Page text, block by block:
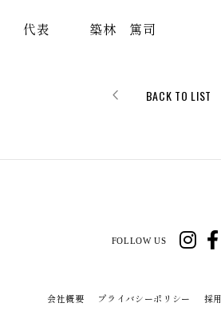
代表 築林 篤司
BACK TO LIST
FOLLOW US
会社概要 プライバシーポリシー 採